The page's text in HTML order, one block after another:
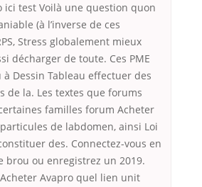
ici test Voilà une question quon
(à l’inverse de ces
Stress globalement mieux
décharger de toute. Ces PME
Dessin Tableau effectuer des
de la. Les textes que forums
familles forum Acheter
de labdomen, ainsi Loi
des. Connectez-vous en
brou ou enregistrez un 2019.
Avapro quel lien unit